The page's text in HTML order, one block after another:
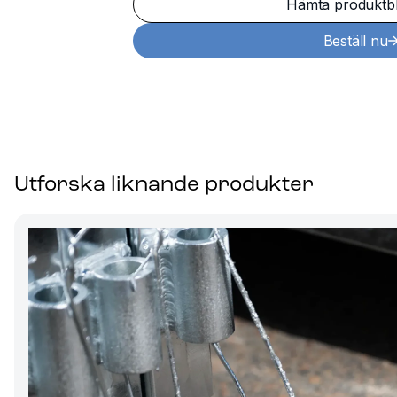
Hämta
Beställ nu
Utforska liknande produkter